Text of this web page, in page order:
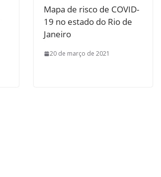
Mapa de risco de COVID-
19 no estado do Rio de
Janeiro
20 de março de 2021